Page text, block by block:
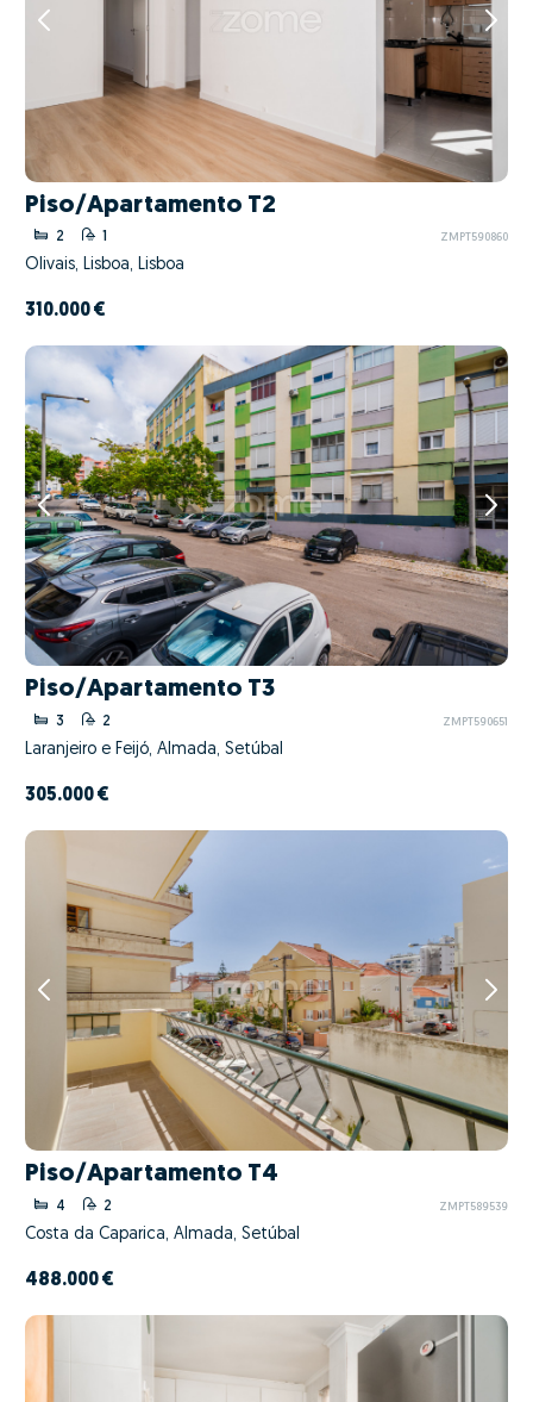
Piso/Apartamento T2
2 1 ZMPT590860
Olivais, Lisboa, Lisboa
310.000 €
Piso/Apartamento T3
3 2 ZMPT590651
Laranjeiro e Feijó, Almada, Setúbal
305.000 €
Piso/Apartamento T4
4 2 ZMPT589539
Costa da Caparica, Almada, Setúbal
488.000 €